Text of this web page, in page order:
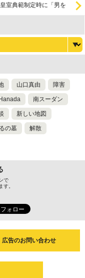
室典範制定時に「男を
山口真由 障害
南スーダン
新しい地図
の墓 解散
で
す。
広告のお問い合わせ